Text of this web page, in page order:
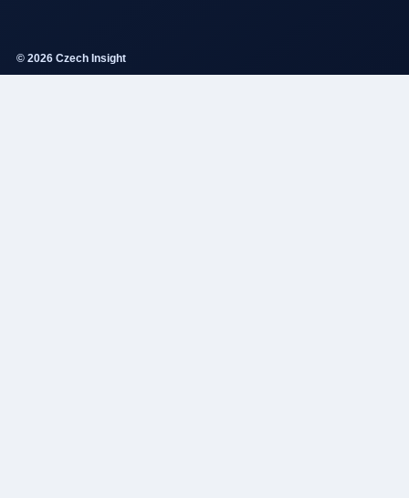
© 2026 Czech Insight